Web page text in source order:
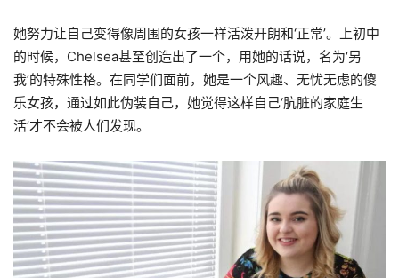
她努力让自己变得像周围的女孩一样活泼开朗和‘正常’。上初中
的时候，Chelsea甚至创造出了一个，用她的话说，名为‘另
我’的特殊性格。在同学们面前，她是一个风趣、无忧无虑的傻
乐女孩，通过如此伪装自己，她觉得这样自己‘肮脏的家庭生
活’才不会被人们发现。